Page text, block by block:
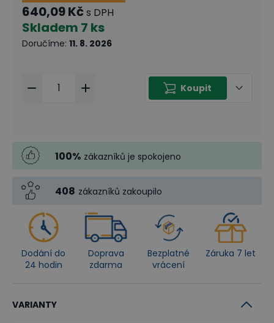
640,09 Kčs DPH
Skladem 7 ks
Doručíme: 11. 8. 2026
Koupit
100% zákazníků je spokojeno
408 zákazníků zakoupilo
Dodání do
24 hodin
Doprava
zdarma
Bezplatné
vrácení
Záruka 7 let
VARIANTY